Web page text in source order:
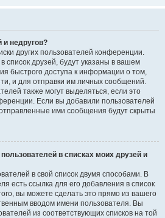
и недругов?
других пользователей конференции.
список друзей, будут указаны в вашем
быстрого доступа к информации о том,
и для отправки им личных сообщений.
также могут выделяться, если это
Если вы добавили пользователей
ими сообщения будут скрыты
в списках моих друзей и
в свой список двумя способами. В
есть ссылка для его добавления в список
вы можете сделать это прямо из вашего
вводом имени пользователя. Вы
из соответствующих списков на той